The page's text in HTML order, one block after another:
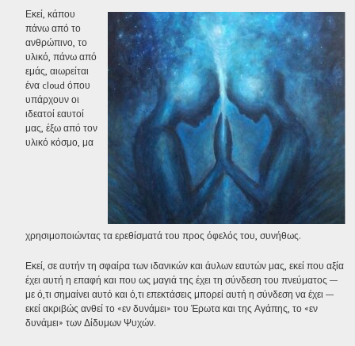
Εκεί, κάπου
πάνω από το
ανθρώπινο, το
υλικό, πάνω από
εμάς, αιωρείται
ένα cloud όπου
υπάρχουν οι
ιδεατοί εαυτοί
μας, έξω από τον
υλικό κόσμο, μα
χρησιμοποιώντας τα ερεθίσματά του προς όφελός του, συνήθως.
Εκεί, σε αυτήν τη σφαίρα των ιδανικών και άυλων εαυτών μας, εκεί που αξία
έχει αυτή η επαφή και που ως μαγιά της έχει τη σύνδεση του πνεύματος —
με ό,τι σημαίνει αυτό και ό,τι επεκτάσεις μπορεί αυτή η σύνδεση να έχει —
εκεί ακριβώς ανθεί το «εν δυνάμει» του Έρωτα και της Αγάπης, το «εν
δυνάμει» των Δίδυμων Ψυχών.